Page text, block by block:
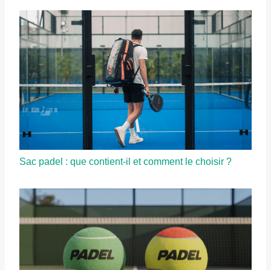
Sac padel : que contient-il et comment le choisir ?